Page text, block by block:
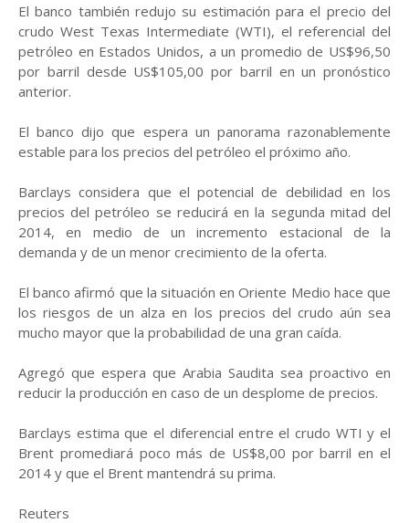
El banco también redujo su estimación para el precio del
crudo West Texas Intermediate (WTI), el referencial del
petróleo en Estados Unidos, a un promedio de US$96,50
por barril desde US$105,00 por barril en un pronóstico
anterior.
El banco dijo que espera un panorama razonablemente
estable para los precios del petróleo el próximo año.
Barclays considera que el potencial de debilidad en los
precios del petróleo se reducirá en la segunda mitad del
2014, en medio de un incremento estacional de la
demanda y de un menor crecimiento de la oferta.
El banco afirmó que la situación en Oriente Medio hace que
los riesgos de un alza en los precios del crudo aún sea
mucho mayor que la probabilidad de una gran caída.
Agregó que espera que Arabia Saudita sea proactivo en
reducir la producción en caso de un desplome de precios.
Barclays estima que el diferencial entre el crudo WTI y el
Brent promediará poco más de US$8,00 por barril en el
2014 y que el Brent mantendrá su prima.
Reuters